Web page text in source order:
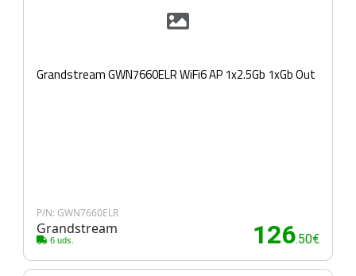
Grandstream GWN7660ELR WiFi6 AP 1x2.5Gb 1xGb Out
P/N: GWN7660ELR
Grandstream
6 uds. 126.50€